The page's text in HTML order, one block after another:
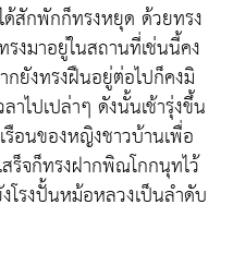
สักพักก็ทรงหยุด ด้วยทรง
งมาอยู่ในสถานที่เช่นนี้คง
ยังทรงฝืนอยู่ต่อไปก็คงมิ
าไปเปล่าๆ ดังนั้นเช้ารุ่งขึ้น
รือนของหญิงชาวบ้านเพื่อ
สร็จก็ทรงฝากพิณโกกนุทไว้
โรงปั้นหม้อหลวงเป็นลำดับ